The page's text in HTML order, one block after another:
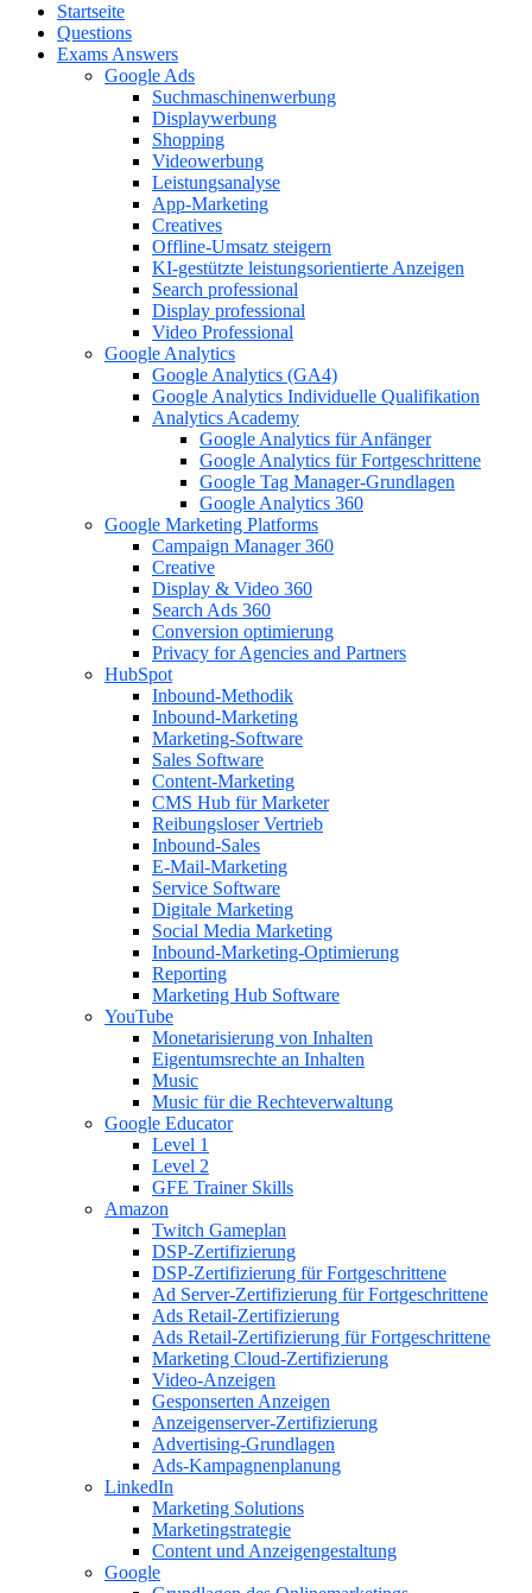
Startseite
Questions
Exams Answers
Google Ads
Suchmaschinenwerbung
Displaywerbung
Shopping
Videowerbung
Leistungsanalyse
App-Marketing
Creatives
Offline-Umsatz steigern
KI-gestützte leistungsorientierte Anzeigen
Search professional
Display professional
Video Professional
Google Analytics
Google Analytics (GA4)
Google Analytics Individuelle Qualifikation
Analytics Academy
Google Analytics für Anfänger
Google Analytics für Fortgeschrittene
Google Tag Manager-Grundlagen
Google Analytics 360
Google Marketing Platforms
Campaign Manager 360
Creative
Display & Video 360
Search Ads 360
Conversion optimierung
Privacy for Agencies and Partners
HubSpot
Inbound-Methodik
Inbound-Marketing
Marketing-Software
Sales Software
Content-Marketing
CMS Hub für Marketer
Reibungsloser Vertrieb
Inbound-Sales
E-Mail-Marketing
Service Software
Digitale Marketing
Social Media Marketing
Inbound-Marketing-Optimierung
Reporting
Marketing Hub Software
YouTube
Monetarisierung von Inhalten
Eigentumsrechte an Inhalten
Music
Music für die Rechteverwaltung
Google Educator
Level 1
Level 2
GFE Trainer Skills
Amazon
Twitch Gameplan
DSP-Zertifizierung
DSP-Zertifizierung für Fortgeschrittene
Ad Server-Zertifizierung für Fortgeschrittene
Ads Retail-Zertifizierung
Ads Retail-Zertifizierung für Fortgeschrittene
Marketing Cloud-Zertifizierung
Video-Anzeigen
Gesponserten Anzeigen
Anzeigenserver-Zertifizierung
Advertising-Grundlagen
Ads-Kampagnenplanung
LinkedIn
Marketing Solutions
Marketingstrategie
Content und Anzeigengestaltung
Google